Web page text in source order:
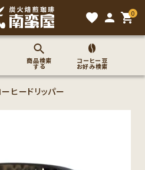
favorite person 0
shopping_cart
商品検索
する
コーヒー豆
お好み検索
search
ヒードリッパー